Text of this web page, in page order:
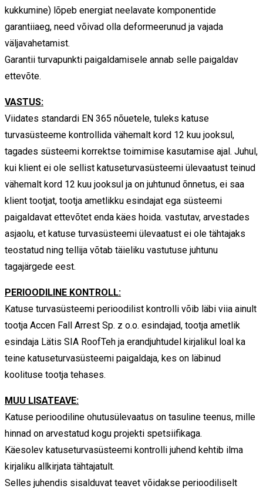
kukkumine) lõpeb energiat neelavate komponentide
garantiiaeg, need võivad olla deformeerunud ja vajada
väljavahetamist.
Garantii turvapunkti paigaldamisele annab selle paigaldav
ettevõte.
VASTUS:
Viidates standardi EN 365 nõuetele, tuleks katuse
turvasüsteeme kontrollida vähemalt kord 12 kuu jooksul,
tagades süsteemi korrektse toimimise kasutamise ajal. Juhul,
kui klient ei ole sellist katuseturvasüsteemi ülevaatust teinud
vähemalt kord 12 kuu jooksul ja on juhtunud õnnetus, ei saa
klient tootjat, tootja ametlikku esindajat ega süsteemi
paigaldavat ettevõtet enda käes hoida. vastutav, arvestades
asjaolu, et katuse turvasüsteemi ülevaatust ei ole tähtajaks
teostatud ning tellija võtab täieliku vastutuse juhtunu
tagajärgede eest.
PERIOODILINE KONTROLL:
Katuse turvasüsteemi perioodilist kontrolli võib läbi viia ainult
tootja Accen Fall Arrest Sp. z o.o. esindajad, tootja ametlik
esindaja Lätis SIA RoofTeh ja erandjuhtudel kirjalikul loal ka
teine katuseturvasüsteemi paigaldaja, kes on läbinud
koolituse tootja tehases.
MUU LISATEAVE:
Katuse perioodiline ohutusülevaatus on tasuline teenus, mille
hinnad on arvestatud kogu projekti spetsiifikaga.
Käesolev katuseturvasüsteemi kontrolli juhend kehtib ilma
kirjaliku allkirjata tähtajatult.
Selles juhendis sisalduvat teavet võidakse perioodiliselt